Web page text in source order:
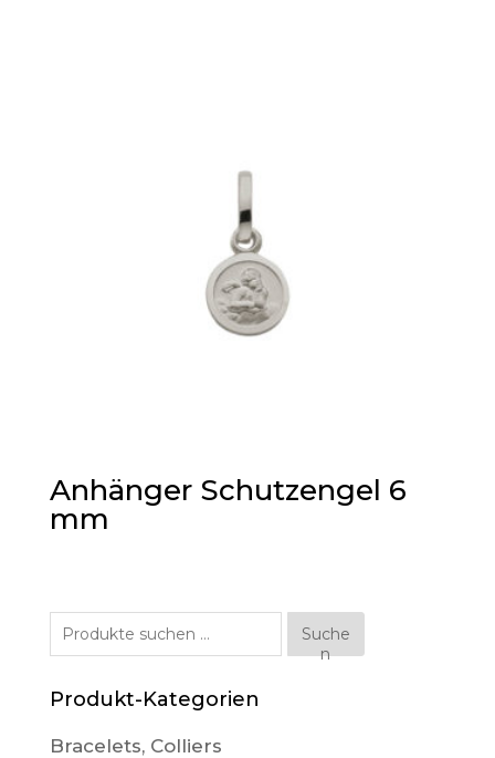
Anhänger Schutzengel 6
mm
Suche
nach:
Suche
n
Produkt-Kategorien
Bracelets, Colliers